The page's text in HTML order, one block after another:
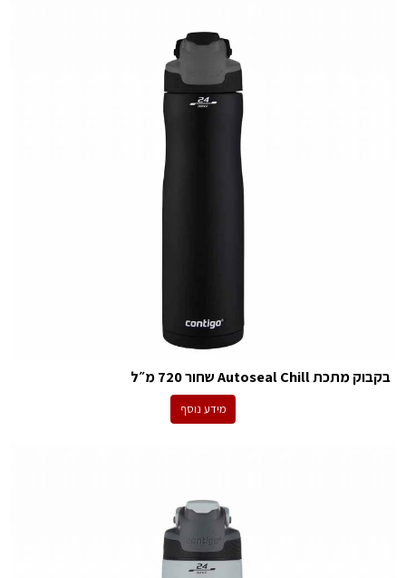
בקבוק מתכת Autoseal Chill שחור 720 מ״ל
מידע נוסף